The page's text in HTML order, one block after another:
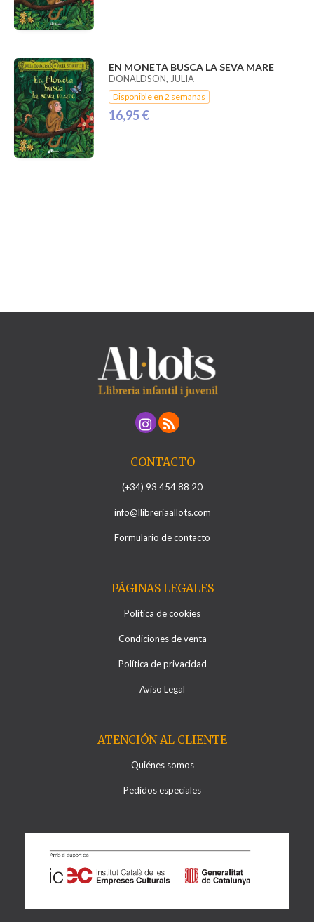
EN MONETA BUSCA LA SEVA MARE
DONALDSON, JULIA
Disponible en 2 semanas
16,95 €
CONTACTO
(+34) 93 454 88 20
info@llibreriaallots.com
Formulario de contacto
PÁGINAS LEGALES
Política de cookies
Condiciones de venta
Política de privacidad
Aviso Legal
ATENCIÓN AL CLIENTE
Quiénes somos
Pedidos especiales